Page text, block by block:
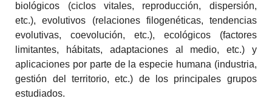
biológicos (ciclos vitales, reproducción, dispersión,
etc.), evolutivos (relaciones filogenéticas, tendencias
evolutivas, coevolución, etc.), ecológicos (factores
limitantes, hábitats, adaptaciones al medio, etc.) y
aplicaciones por parte de la especie humana (industria,
gestión del territorio, etc.) de los principales grupos
estudiados.